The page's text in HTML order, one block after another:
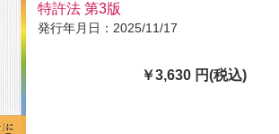
特許法 第3版
発行年月日：2025/11/17
￥3,630 円(税込)